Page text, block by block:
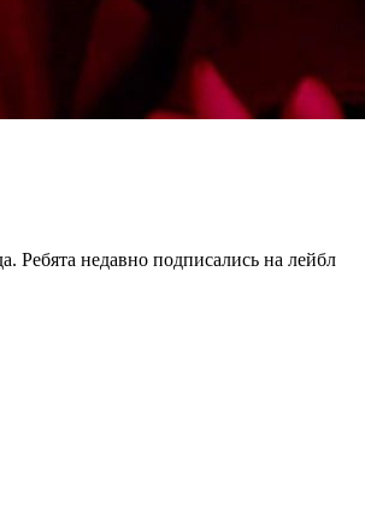
Ребята недавно подписались на лейбл